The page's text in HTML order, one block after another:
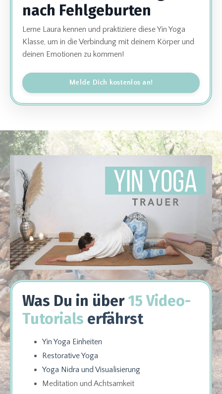
nach Fehlgeburten
Lerne Laura kennen und praktiziere diese Yin Yoga
Klasse, um in die Verbindung mit deinem Körper und
deinen Emotionen zu kommen!
Melde Dich kostenlos an!
Was Du in über15Video-
Tutorials erfährst
Yin Yoga Einheiten
Restorative Yoga
Yoga Nidra und Visualisierung
Meditation und Achtsamkeit